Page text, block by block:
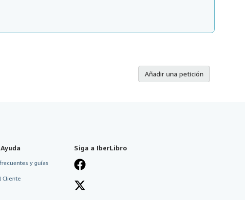
Añadir una petición
y guías
Cliente
Siga a IberLibro